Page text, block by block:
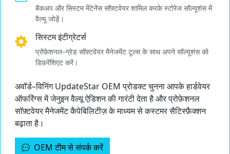
बैकअप और सिस्टम मेंटेनेंस सॉफ़्टवेयर शामिल करके स्टोरेज सॉल्यूशंस में
वैल्यू जोड़ें।
सिस्टम इंटीग्रेटर्स
प्रोफ़ेशनल–ग्रेड सॉफ़्टवेयर मैनेजमेंट टूल्स के साथ अपने सॉल्यूशंस को
डिफ़रेंशिएट करें।
अवॉर्ड–विनिंग UpdateStar OEM प्रोडक्ट चुनना आपके हार्डवेयर
ऑफरिंग्स में जेनुइन वैल्यू ऐडिशन की गारंटी देता है और प्रोफ़ेशनल
सॉफ़्टवेयर मैनेजमेंट कैपेबिलिटीज़ के माध्यम से कस्टमर सैटिस्फ़ैक्शन
बढ़ाता है।
OEM टीम से संपर्क करें